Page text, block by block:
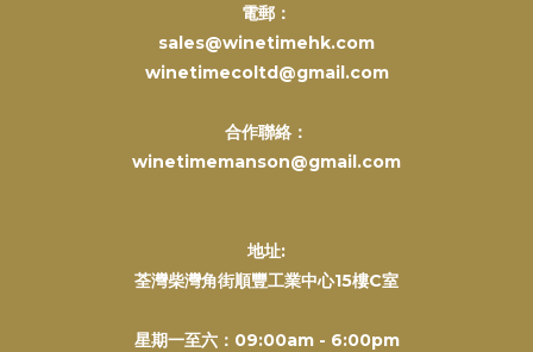
電郵：
sales@winetimehk.com
winetimecoltd@gmail.com
合作聯絡：
winetimemanson@gmail.com
地址:
荃灣柴灣角街順豐工業中心15樓C室
星期一至六：09:00am - 6:00pm